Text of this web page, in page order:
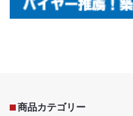
商品カテゴリー